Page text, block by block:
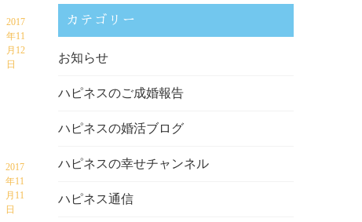
2017
年11
月12
日
2017
年11
月11
日
カテゴリー
お知らせ
ハピネスのご成婚報告
ハピネスの婚活ブログ
ハピネスの幸せチャンネル
ハピネス通信